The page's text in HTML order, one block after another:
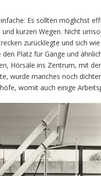
Es sollten möglichst
kurzen Wegen. Nicht
zurücklegte und sich
Platz für Gänge und
Hörsäle ins Zentrum, mit
wurde manches noch
womit auch einige